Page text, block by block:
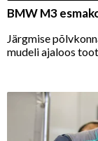
BMW M3
Järgmise
mudeli ajaloos